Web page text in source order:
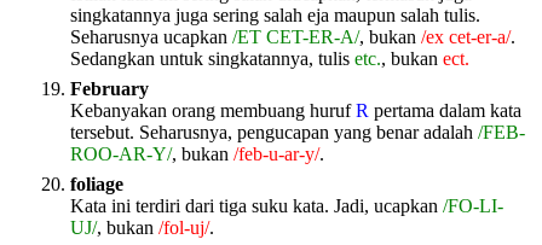
singkatannya juga sering salah eja maupun salah tulis.
Seharusnya ucapkan /ET CET-ER-A/, bukan /ex cet-er-a/.
Sedangkan untuk singkatannya, tulis etc., bukan ect.
February
Kebanyakan orang membuang hurufR pertama dalam kata
tersebut. Seharusnya, pengucapan yang benar adalah /FEB-
ROO-AR-Y/, bukan /feb-u-ar-y/.
foliage
Kata ini terdiri dari tiga suku kata. Jadi, ucapkan /FO-LI-
UJ/, bukan /fol-uj/.